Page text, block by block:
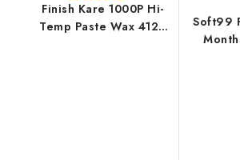
Finish Kare 1000P Hi-
Temp Paste Wax 412g
Soft99